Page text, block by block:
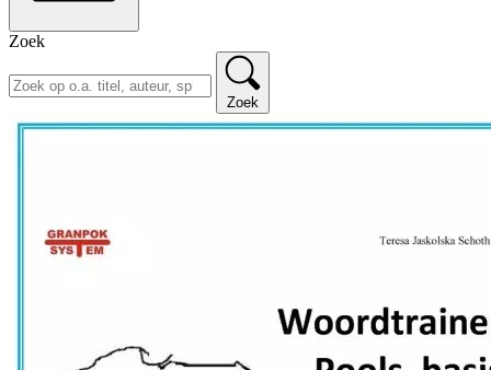
Zoek
Zoek